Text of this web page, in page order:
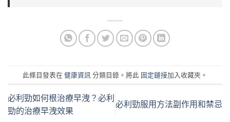
此條目發表在 健康資訊 分類目錄。將此 固定鏈接加入收藏夾。
必利勁如何根治療早洩？必利
勁的治療早洩效果
必利勁服用方法副作用和禁忌